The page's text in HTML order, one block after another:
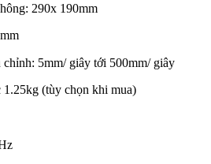
290x 190mm
chỉnh: 5mm/ giây tới 500mm/ giây
(tùy chọn khi mua)